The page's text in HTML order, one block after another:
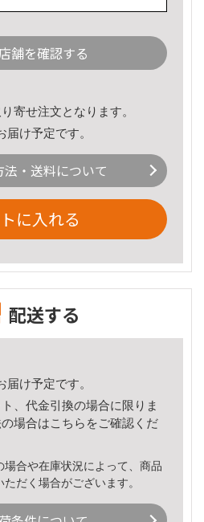
舗を確認する
寄せ注文となります。
届け予定です。
法・送料について
に入れる
配送する
届け予定です。
、代金引換の場合に限りま
場合はこちら をご確認くだ
合や在庫状況によって、商品
だく場合がございます。